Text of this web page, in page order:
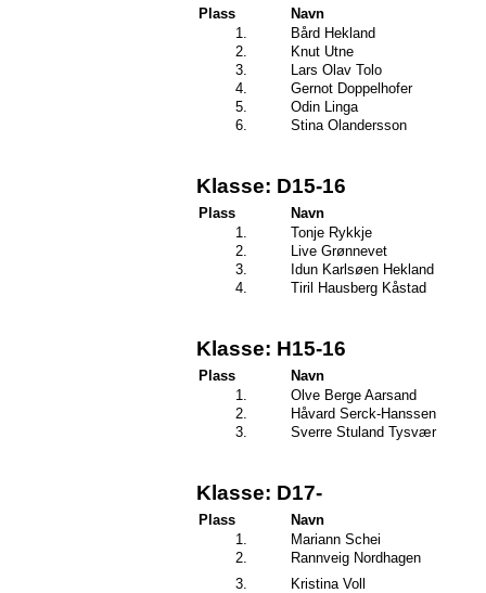
Plass
Navn
1.
Bård Hekland
2.
Knut Utne
3.
Lars Olav Tolo
4.
Gernot Doppelhofer
5.
Odin Linga
6.
Stina Olandersson
Klasse: D15-16
Plass
Navn
1.
Tonje Rykkje
2.
Live Grønnevet
3.
Idun Karlsøen Hekland
4.
Tiril Hausberg Kåstad
Klasse: H15-16
Plass
Navn
1.
Olve Berge Aarsand
2.
Håvard Serck-Hanssen
3.
Sverre Stuland Tysvær
Klasse: D17-
Plass
Navn
1.
Mariann Schei
2.
Rannveig Nordhagen
3.
Kristina Voll